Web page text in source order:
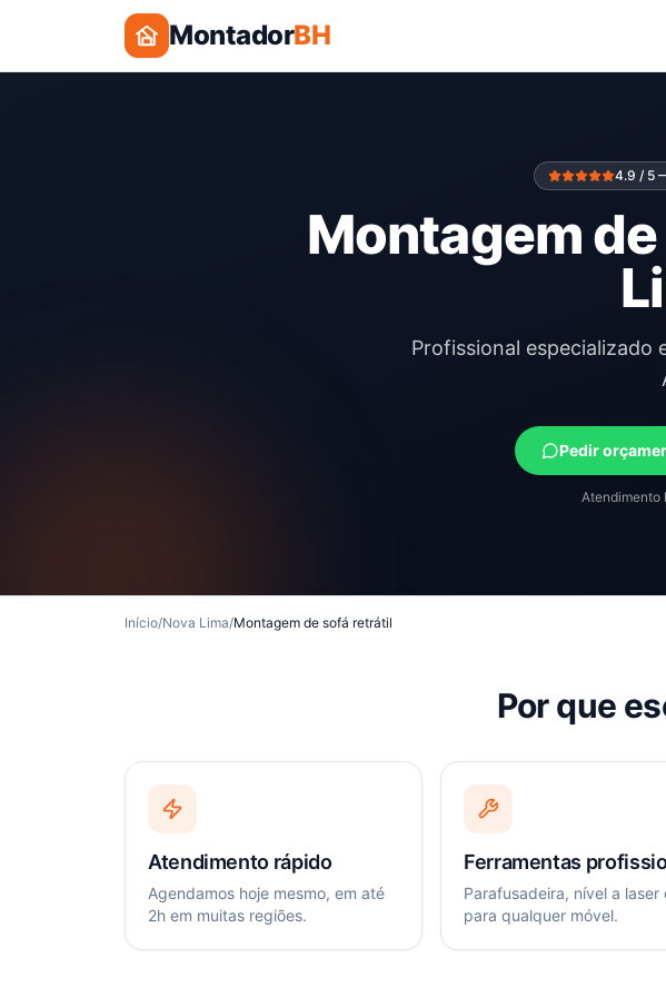
MontadorBH
4.9 / 5
Montagem
Profissional especializado
Pedir
Atendimento
Início/Nova Lima/Montagem de sofá retrátil
Por que
Atendimento rápido
Agendamos hoje mesmo, em até
2h em muitas regiões.
Ferramentas
Parafusadeira, nível a laser
para qualquer móvel.